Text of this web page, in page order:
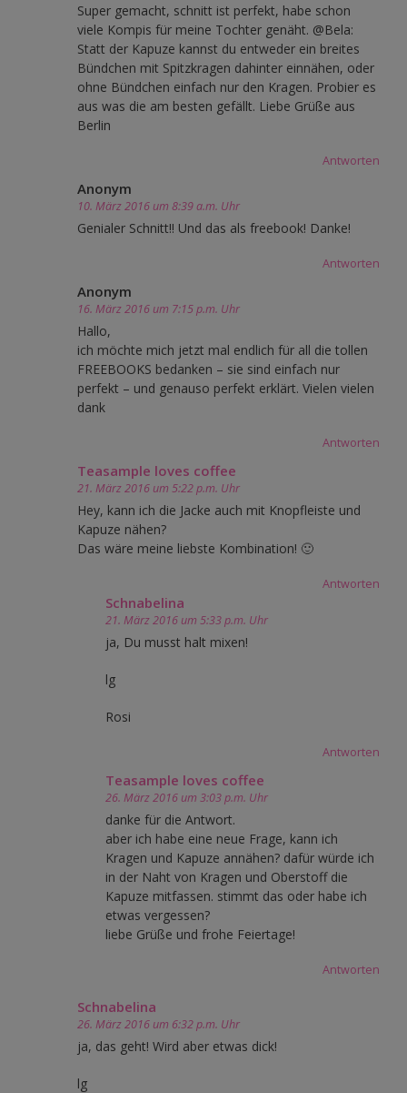
Super gemacht, schnitt ist perfekt, habe schon
viele Kompis für meine Tochter genäht. @Bela:
Statt der Kapuze kannst du entweder ein breites
Bündchen mit Spitzkragen dahinter einnähen, oder
ohne Bündchen einfach nur den Kragen. Probier es
aus was die am besten gefällt. Liebe Grüße aus
Berlin
Antworten
Anonym
10. März 2016 um 8:39 a.m. Uhr
Genialer Schnitt!! Und das als freebook! Danke!
Antworten
Anonym
16. März 2016 um 7:15 p.m. Uhr
Hallo,
ich möchte mich jetzt mal endlich für all die tollen
FREEBOOKS bedanken – sie sind einfach nur
perfekt – und genauso perfekt erklärt. Vielen vielen
dank
Antworten
Teasample loves coffee
21. März 2016 um 5:22 p.m. Uhr
Hey, kann ich die Jacke auch mit Knopfleiste und
Kapuze nähen?
Das wäre meine liebste Kombination! 🙂
Antworten
Schnabelina
21. März 2016 um 5:33 p.m. Uhr
ja, Du musst halt mixen!
lg
Rosi
Antworten
Teasample loves coffee
26. März 2016 um 3:03 p.m. Uhr
danke für die Antwort.
aber ich habe eine neue Frage, kann ich
Kragen und Kapuze annähen? dafür würde ich
in der Naht von Kragen und Oberstoff die
Kapuze mitfassen. stimmt das oder habe ich
etwas vergessen?
liebe Grüße und frohe Feiertage!
Antworten
Schnabelina
26. März 2016 um 6:32 p.m. Uhr
ja, das geht! Wird aber etwas dick!
lg